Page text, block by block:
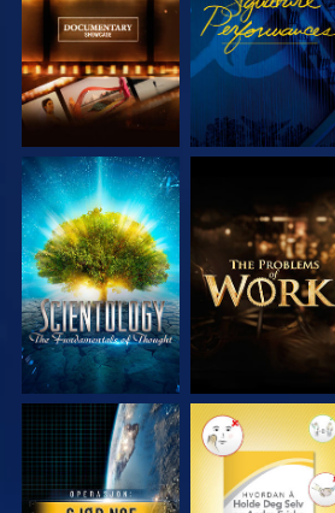
UTFORSK SERIEN UTFORSK SERIEN
SE SE